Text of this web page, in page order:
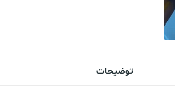
توضیحات